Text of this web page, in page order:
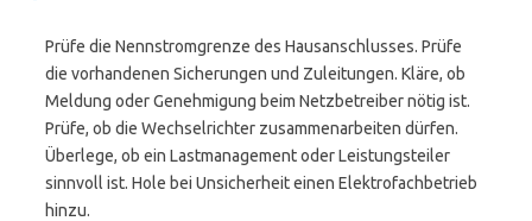
Prüfe die Nennstromgrenze des Hausanschlusses. Prüfe
die vorhandenen Sicherungen und Zuleitungen. Kläre, ob
Meldung oder Genehmigung beim Netzbetreiber nötig ist.
Prüfe, ob die Wechselrichter zusammenarbeiten dürfen.
Überlege, ob ein Lastmanagement oder Leistungsteiler
sinnvoll ist. Hole bei Unsicherheit einen Elektrofachbetrieb
hinzu.